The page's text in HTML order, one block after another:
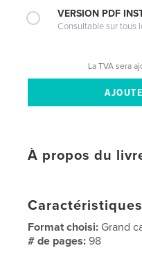
VERSION PDF
Consultable sur tous
La TVA sera
À propos du
Format choisi: Grand
# de pages:98